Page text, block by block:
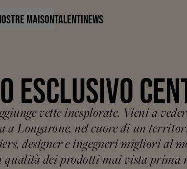
MAISONTALENTINEWS
ESCLUSIVO
vette inesplorate. Vieni a
Longarone, nel cuore di un
designer e ingegneri migliori al
dei prodotti mai vista prima